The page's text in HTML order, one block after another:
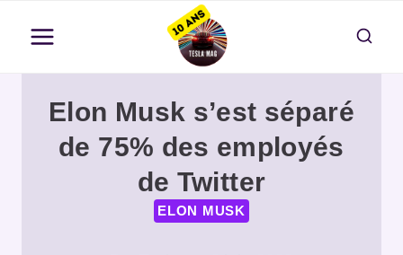
contenu
Elon Musk s’est séparé
de 75% des employés
de Twitter
ELON MUSK